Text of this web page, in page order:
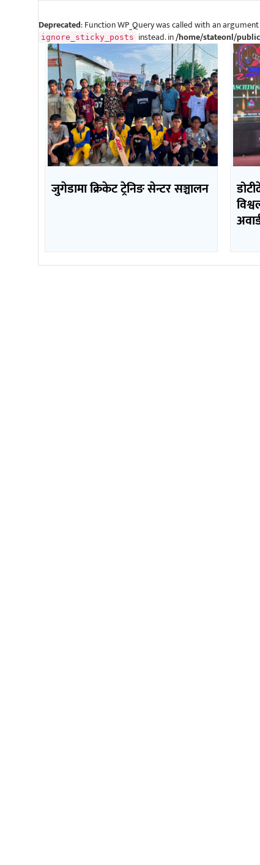
Deprecated: Function WP_Query was called with an
ignore_sticky_posts instead. in/home/stateonl/
जुगेडामा क्रिकेट ट्रेनिङ सेन्टर सञ्चालन